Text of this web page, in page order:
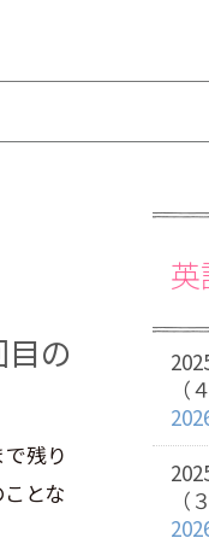
目の
残り
とな
（
（